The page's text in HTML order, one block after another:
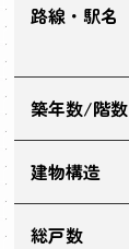
路線・駅名
築年数/階数
建物構造
総戸数